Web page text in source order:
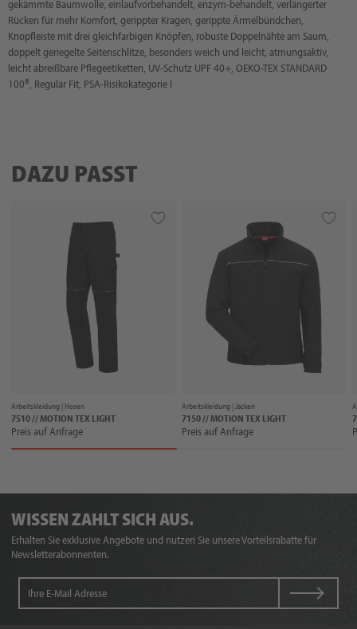
gekämmte Baumwolle, einlaufvorbehandelt, enzym-behandelt, verlängerter
Rücken für mehr Komfort, gerippter Kragen, gerippte Ärmelbündchen,
Knopfleiste mit drei gleichfarbigen Knöpfen, robuste Doppelnähte am Saum,
doppelt geriegelte Seitenschlitze, besonders weich und leicht, atmungsaktiv,
leicht abreißbare Pflegeetiketten, UV-Schutz UPF 40+, OEKO-TEX STANDARD
100®, Regular Fit, PSA-Risikokategorie I
DAZU PASST
Arbeitskleidung | Hosen
7510 // MOTION TEX LIGHT
Preis auf Anfrage
Arbeitskleidung |Jacken
7150 // MOTION TEX LIGHT
Preis auf Anfrage
WISSEN ZAHLT SICH AUS.
Erhalten Sie exklusive Angebote und nutzen Sie unsere Vorteilsrabatte für
Newsletterabonnenten.